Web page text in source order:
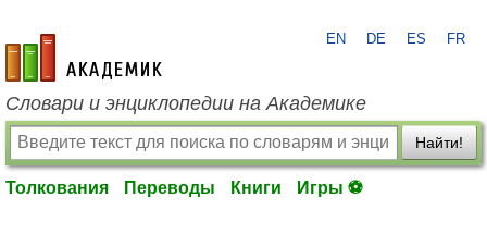
academic.ru
EN DE ES FR
Словари и энциклопедии на Академике
Найти!
Толкования Переводы Книги Игры ⚽